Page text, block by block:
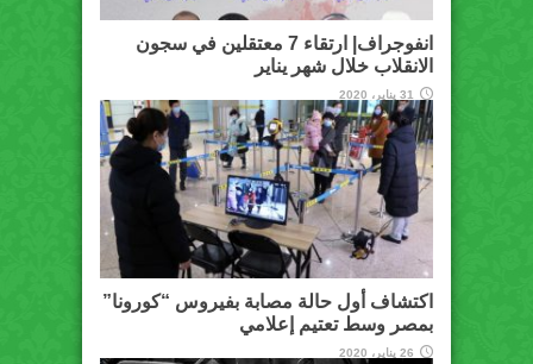
انفوجراف| ارتقاء 7 معتقلين في سجون
الانقلاب خلال شهر يناير
31 يناير، 2020
اكتشاف أول حالة مصابة بفيروس “كورونا”
بمصر وسط تعتيم إعلامي
26 يناير، 2020